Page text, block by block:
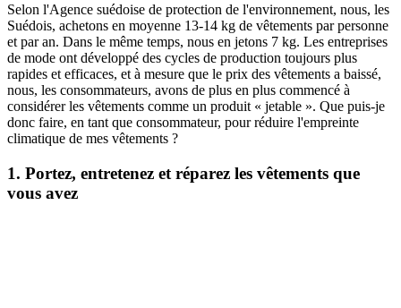
Selon l'Agence suédoise de protection de l'environnement, nous, les
Suédois, achetons en moyenne 13-14 kg de vêtements par personne
et par an. Dans le même temps, nous en jetons 7 kg. Les entreprises
de mode ont développé des cycles de production toujours plus
rapides et efficaces, et à mesure que le prix des vêtements a baissé,
nous, les consommateurs, avons de plus en plus commencé à
considérer les vêtements comme un produit « jetable ». Que puis-je
donc faire, en tant que consommateur, pour réduire l'empreinte
climatique de mes vêtements ?
1. Portez, entretenez et réparez les vêtements que
vous avez